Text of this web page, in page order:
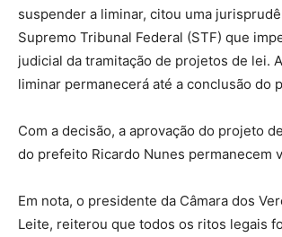
suspender a liminar, citou uma
Supremo Tribunal Federal (STF) que
judicial da tramitação de projetos de lei.
liminar permanecerá até a conclusão do
Com a decisão, a aprovação do projeto
do prefeito Ricardo Nunes permanecem
Em nota, o presidente da Câmara dos
Leite, reiterou que todos os ritos legais